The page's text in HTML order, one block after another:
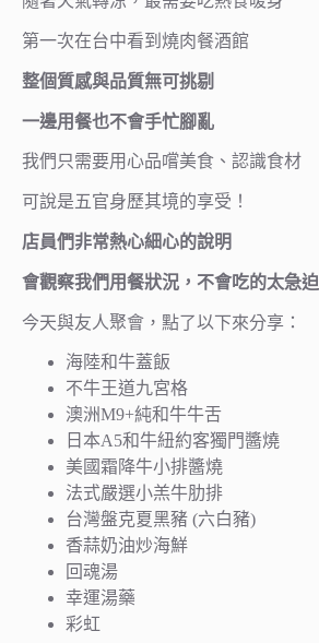
第一次在台中看到燒肉餐酒館
整個質感與品質無可挑剔
一邊用餐也不會手忙腳亂
我們只需要用心品嚐美食、認識食材
可說是五官身歷其境的享受！
店員們非常熱心細心的說明
會觀察我們用餐狀況，不會吃的太急迫
今天與友人聚會，點了以下來分享：
海陸和牛蓋飯
不牛王道九宮格
澳洲M9+純和牛牛舌
日本A5和牛紐約客獨門醬燒
美國霜降牛小排醬燒
法式嚴選小羔牛肋排
台灣盤克夏黑豬 (六白豬)
香蒜奶油炒海鮮
回魂湯
幸運湯藥
彩虹